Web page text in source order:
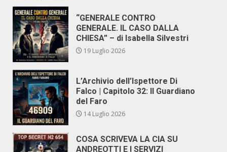
“GENERALE CONTRO
GENERALE. IL CASO DALLA
CHIESA” – di Isabella Silvestri
19 Luglio 2026
L’Archivio dell’Ispettore Di
Falco | Capitolo 32: Il Guardiano
del Faro
14 Luglio 2026
COSA SCRIVEVA LA CIA SU
ANDREOTTI E I SERVIZI